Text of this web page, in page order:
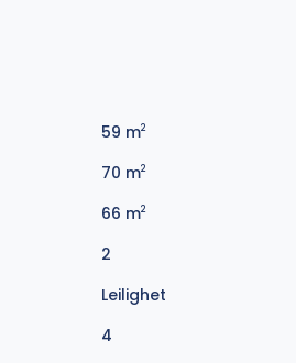
59 m2
70 m2
66 m2
2
Leilighet
4